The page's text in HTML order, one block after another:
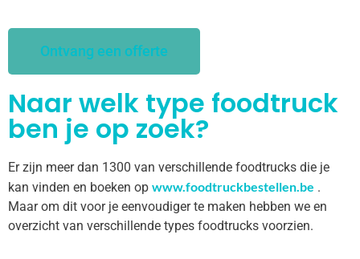
Ontvang een offerte
Naar welk type foodtruck
ben je op zoek?
Er zijn meer dan 1300 van verschillende foodtrucks die je
kan vinden en boeken op www.foodtruckbestellen.be .
Maar om dit voor je eenvoudiger te maken hebben we en
overzicht van verschillende types foodtrucks voorzien.